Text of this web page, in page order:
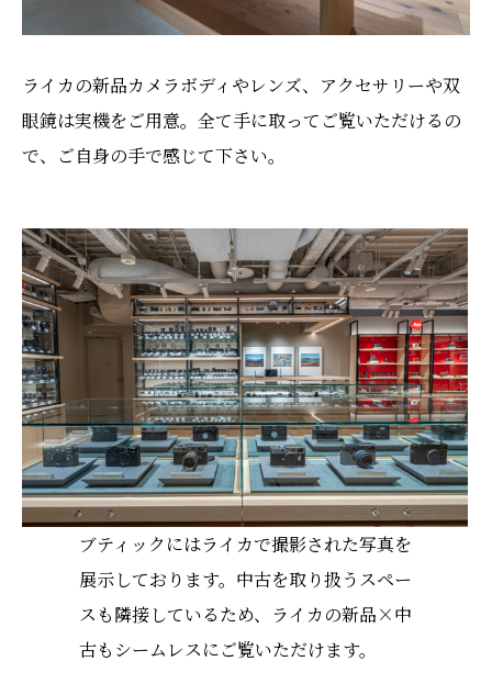
ライカの新品カメラボディやレンズ、アクセサリーや双
眼鏡は実機をご用意。全て手に取ってご覧いただけるの
で、ご自身の手で感じて下さい。
ブティックにはライカで撮影された写真を
展示しております。中古を取り扱うスペー
スも隣接しているため、ライカの新品×中
古もシームレスにご覧いただけます。